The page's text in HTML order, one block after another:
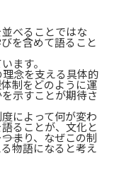
べることではな
を含めて語ること
ます。
念を支える具体的
制をどのように運
示すことが期待さ
によって何が変わ
ることが、文化と
つまり、なぜこの制
物語になると考え